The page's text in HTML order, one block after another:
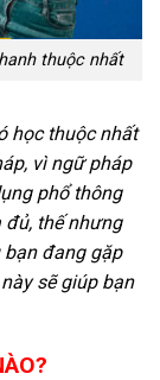
thuộc nhất
học thuộc nhất
vì ngữ pháp
phổ thông
đủ, thế nhưng
bạn đang gặp
sẽ giúp bạn